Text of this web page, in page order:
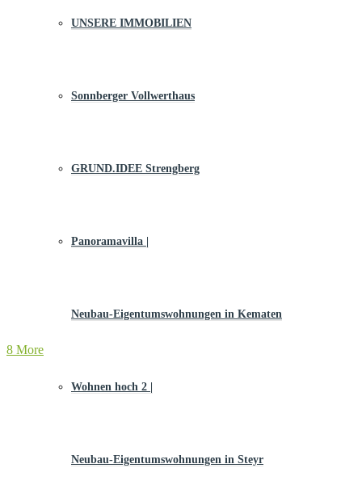
UNSERE IMMOBILIEN
Sonnberger Vollwerthaus
GRUND.IDEE Strengberg
Panoramavilla |
Neubau-Eigentums­­wohnungen in Kematen
Wohnen hoch 2 |
Neubau-Eigentumswohnungen in Steyr
8 More